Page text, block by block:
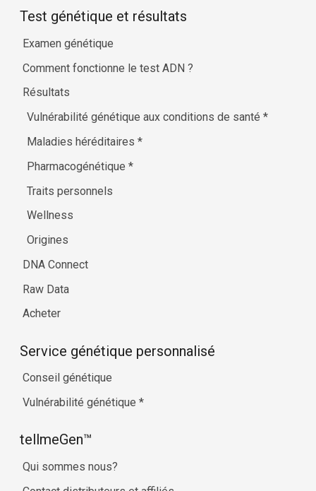
Test génétique et résultats
Examen génétique
Comment fonctionne le test ADN ?
Résultats
Vulnérabilité génétique aux conditions de santé*
Maladies héréditaires*
Pharmacogénétique*
Traits personnels
Wellness
Origines
DNA Connect
Raw Data
Acheter
Service génétique personnalisé
Conseil génétique
Vulnérabilité génétique *
tellmeGen™
Qui sommes nous?